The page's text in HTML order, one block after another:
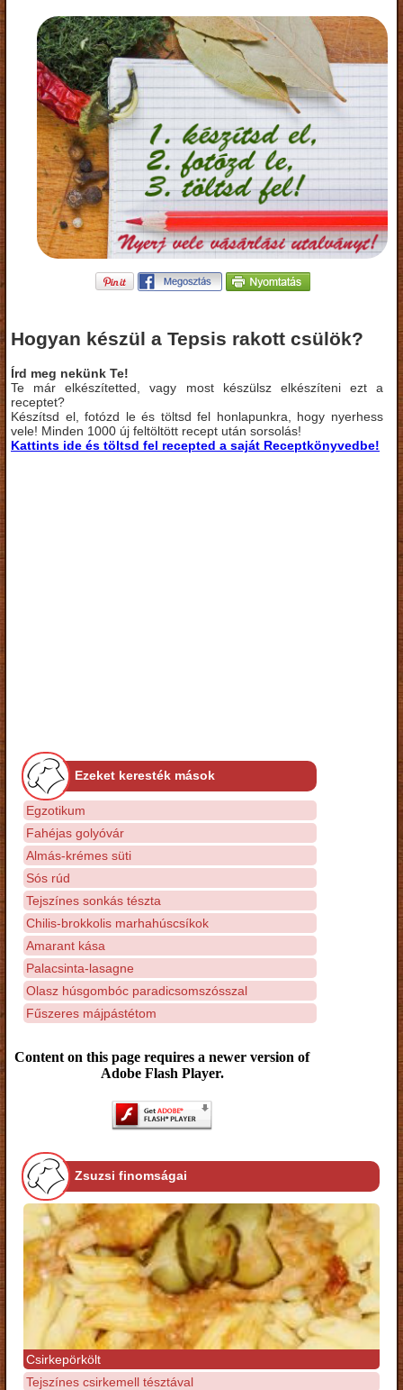
Hogyan készül a Tepsis rakott csülök?
Írd meg nekünk Te!
Te már elkészítetted, vagy most készülsz elkészíteni ezt a
receptet?
Készítsd el, fotózd le és töltsd fel honlapunkra, hogy nyerhess
vele! Minden 1000 új feltöltött recept után sorsolás!
Kattints ide és töltsd fel recepted a saját Receptkönyvedbe!
Ezeket keresték mások
Egzotikum
Fahéjas golyóvár
Almás-krémes süti
Sós rúd
Tejszínes sonkás tészta
Chilis-brokkolis marhahúscsíkok
Amarant kása
Palacsinta-lasagne
Olasz húsgombóc paradicsomszósszal
Fűszeres májpástétom
Content on this page requires a newer version of
Adobe Flash Player.
Zsuzsi finomságai
Csirkepörkölt
Tejszínes csirkemell tésztával